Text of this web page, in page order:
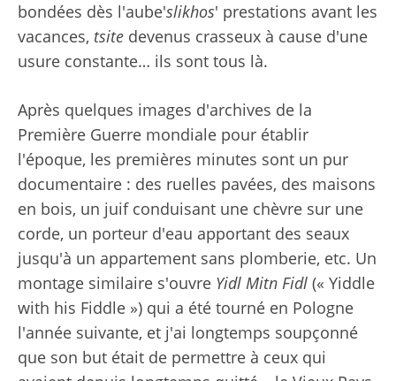
bondées dès l'aube'slikhos' prestations avant les
vacances, tsite devenus crasseux à cause d'une
usure constante… ils sont tous là.
Après quelques images d'archives de la
Première Guerre mondiale pour établir
l'époque, les premières minutes sont un pur
documentaire : des ruelles pavées, des maisons
en bois, un juif conduisant une chèvre sur une
corde, un porteur d'eau apportant des seaux
jusqu'à un appartement sans plomberie, etc. Un
montage similaire s'ouvre Yidl Mitn Fidl (« Yiddle
with his Fiddle ») qui a été tourné en Pologne
l'année suivante, et j'ai longtemps soupçonné
que son but était de permettre à ceux qui